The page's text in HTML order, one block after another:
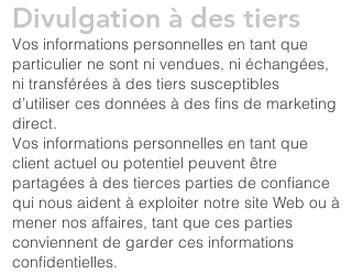
Divulgation à des tiers
Vos informations personnelles en tant que
particulier ne sont ni vendues, ni échangées,
ni transférées à des tiers susceptibles
d’utiliser ces données à des fins de marketing
direct.
Vos informations personnelles en tant que
client actuel ou potentiel peuvent être
partagées à des tierces parties de confiance
qui nous aident à exploiter notre site Web ou à
mener nos affaires, tant que ces parties
conviennent de garder ces informations
confidentielles.